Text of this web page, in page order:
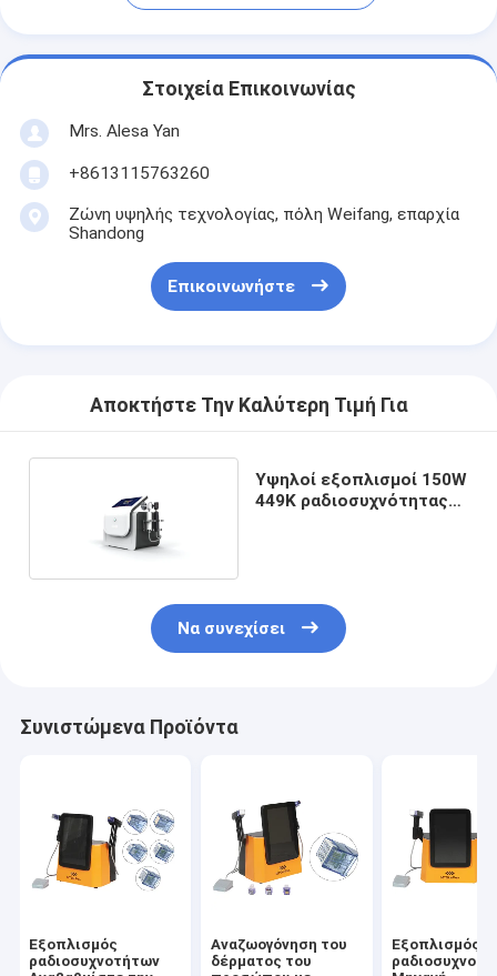
Στοιχεία Επικοινωνίας
Mrs. Alesa Yan
+8613115763260
Ζώνη υψηλής τεχνολογίας, πόλη Weifang, επαρχία
Shandong
Επικοινωνήστε
Αποκτήστε Την Καλύτερη Τιμή Για
Υψηλοί εξοπλισμοί 150W
449K ραδιοσυχνότητας
Να συνεχίσει
Συνιστώμενα Προϊόντα
Εξοπλισμός
ραδιοσυχνοτήτων
Αναζωογόνηση του
δέρματος του
Εξοπλισμός